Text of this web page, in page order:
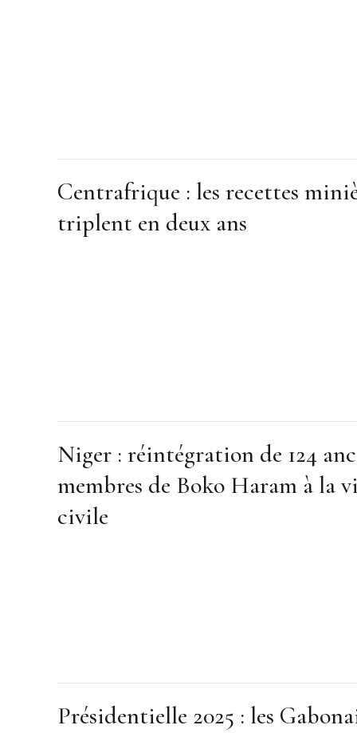
Centrafrique : les recettes
triplent en deux ans
Niger : réintégration de 124
membres de Boko Haram à la
civile
Présidentielle 2025 : les